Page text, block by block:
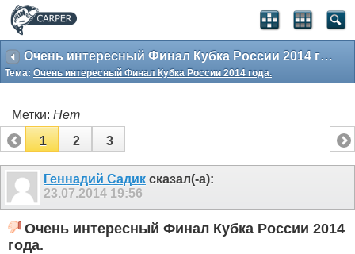
Очень интересный Финал Кубка России 2014 года.
Тема: Очень интересный Финал Кубка России 2014 года.
Метки: Нет
1
2 3
Геннадий Садик сказал(-а):
23.07.2014 19:56
Очень интересный Финал Кубка России 2014
года.